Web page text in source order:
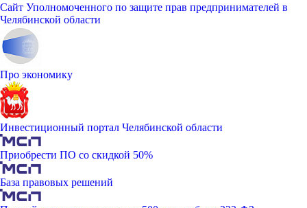
Сайт Уполномоченного по защите прав предпринимателей в
Челябинской области
Про экономику
Инвестиционный портал Челябинской области
Приобрести ПО со скидкой 50%
База правовых решений